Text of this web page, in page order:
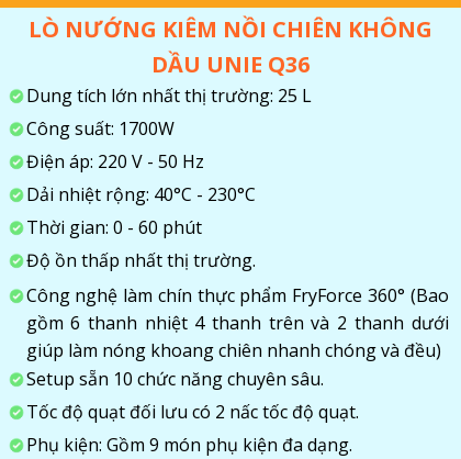
LÒ NƯỚNG KIÊM NỒI CHIÊN KHÔNG
DẦU UNIE Q36
Dung tích lớn nhất thị trường: 25 L
Công suất: 1700W
Điện áp: 220 V - 50 Hz
Dải nhiệt rộng: 40°C - 230°C
Thời gian: 0 - 60 phút
Setup sẵn 10 chức năng chuyên sâu.
Tốc độ quạt đối lưu có 2 nấc tốc độ quạt.
Phụ kiện: Gồm 9 món phụ kiện đa dạng.
Công nghệ làm chín thực phẩm FryForce 360° (Bao
gồm 6 thanh nhiệt 4 thanh trên và 2 thanh dưới
giúp làm nóng khoang chiên nhanh chóng và đều)
Độ ồn thấp nhất thị trường.